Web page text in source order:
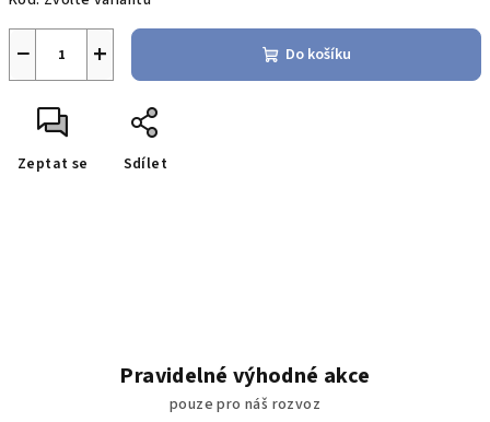
+
− Do košíku
Zeptat se Sdílet
Pravidelné výhodné akce
pouze pro náš rozvoz